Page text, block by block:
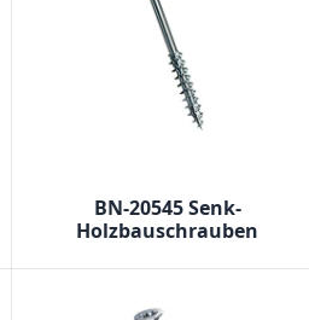
BN-20545 Senk-
Holzbauschrauben